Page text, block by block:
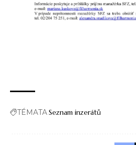
TÉMATASeznam inzerátů